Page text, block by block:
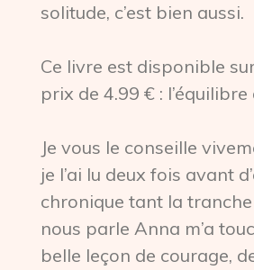
solitude, c’est bien aussi.
Ce livre est disponible
prix de 4.99 € : l’équilibre
Je vous le conseille
je l’ai lu deux fois avant
chronique tant la
nous parle Anna m’a
belle leçon de courage,